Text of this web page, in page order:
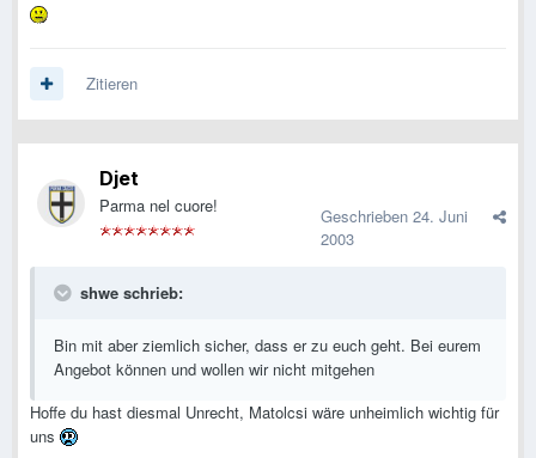
Zitieren
Djet
Parma nel cuore! Geschrieben 24. Juni
2003
shwe schrieb:
Bin mit aber ziemlich sicher, dass er zu euch geht. Bei eurem
Angebot können und wollen wir nicht mitgehen
Hoffe du hast diesmal Unrecht, Matolcsi wäre unheimlich wichtig für
uns